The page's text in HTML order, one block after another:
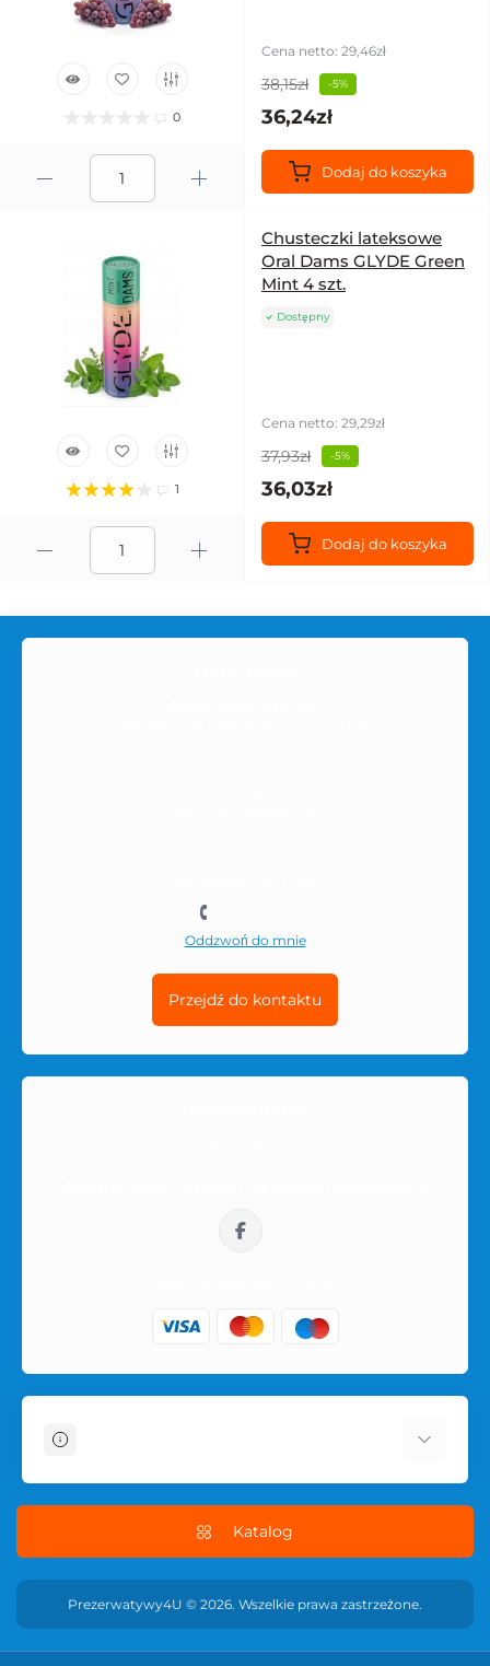
0
Cena netto: 29,46zł
38,15zł -5%
36,24zł
Dodaj do koszyka
1
Chusteczki lateksowe
Oral Dams GLYDE Green
Mint 4 szt.
Dostępny
Cena netto: 29,29zł
37,93zł -5%
36,03zł
Dodaj do koszyka
Oddzwoń do mnie
Przejdź do kontaktu
Regulamin sklepu
Skontaktuj się z nami
Katalog
Prezerwatywy4U © 2026. Wszelkie prawa zastrzeżone.